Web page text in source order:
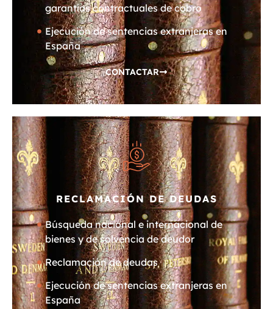
garantías contractuales de cobro
Ejecución de sentencias extranjeras en
España
CONTACTAR
RECLAMACIÓN DE DEUDAS
Búsqueda nacional e internacional de
bienes y de solvencia de deudor
Reclamación de deudas
Ejecución de sentencias extranjeras en
España